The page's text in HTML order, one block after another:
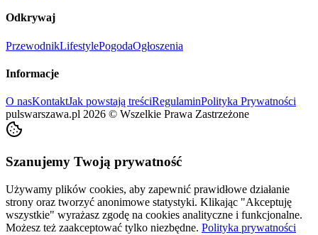
Odkrywaj
PrzewodnikLifestylePogodaOgłoszenia
Informacje
O nasKontaktJak powstają treściRegulaminPolityka Prywatności
pulswarszawa.pl 2026 © Wszelkie Prawa Zastrzeżone
Szanujemy Twoją prywatność
Używamy plików cookies, aby zapewnić prawidłowe działanie
strony oraz tworzyć anonimowe statystyki. Klikając "Akceptuję
wszystkie" wyrażasz zgodę na cookies analityczne i funkcjonalne.
Możesz też zaakceptować tylko niezbędne. Polityka prywatności